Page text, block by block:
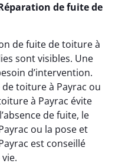
de fuite de
de fuite de toiture à
sont visibles. Une
d’intervention.
toiture à Payrac ou
à Payrac évite
de fuite, le
ou la pose et
est conseillé